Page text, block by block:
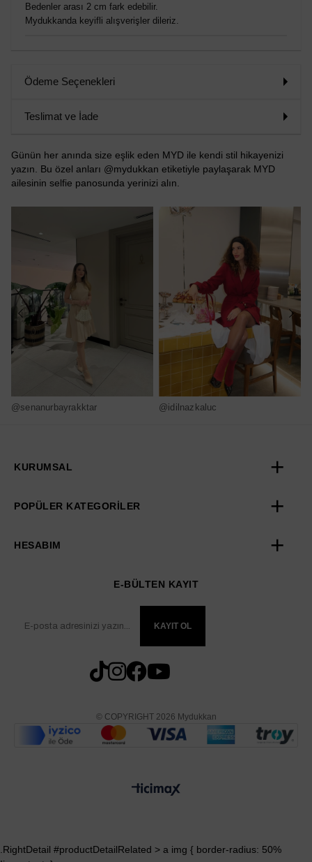
Bedenler arası 2 cm fark edebilir.
Mydukkanda keyifli alışverişler dileriz.
Ödeme Seçenekleri
Teslimat ve İade
Günün her anında size eşlik eden MYD ile kendi stil hikayenizi
yazın. Bu özel anları @mydukkan etiketiyle paylaşarak MYD
ailesinin selfie panosunda yerinizi alın.
@senanurbayrakktar @idilnazkaluc
KURUMSAL
POPÜLER KATEGORİLER
HESABIM
E-BÜLTEN KAYIT
KAYIT OL
© COPYRIGHT 2026 Mydukkan
.RightDetail #productDetailRelated > a img { border-radius: 50%